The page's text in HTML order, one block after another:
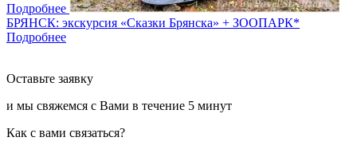
Подробнее
БРЯНСК: экскурсия «Сказки Брянска» + ЗООПАРК*
Подробнее
Оставьте заявку
и мы свяжемся с Вами в течение 5 минут
Как с вами связаться?